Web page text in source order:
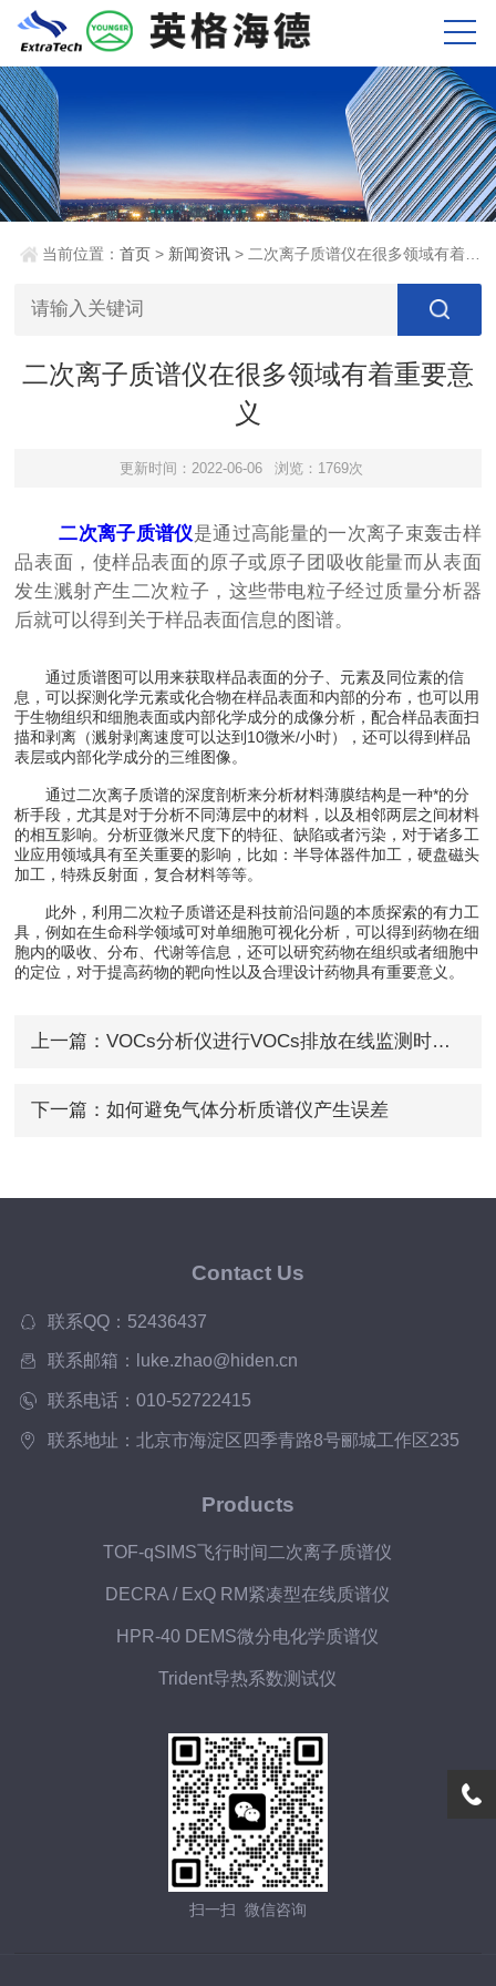
当前位置：首页 > 新闻资讯 > 二次离子质谱仪在很多领域有着重要意义
二次离子质谱仪在很多领域有着重要意
义
更新时间：2022-06-06 浏览：1769次
二次离子质谱仪是通过高能量的一次离子束轰击样
品表面，使样品表面的原子或原子团吸收能量而从表面
发生溅射产生二次粒子，这些带电粒子经过质量分析器
后就可以得到关于样品表面信息的图谱。
通过质谱图可以用来获取样品表面的分子、元素及同位素的信
息，可以探测化学元素或化合物在样品表面和内部的分布，也可以用
于生物组织和细胞表面或内部化学成分的成像分析，配合样品表面扫
描和剥离（溅射剥离速度可以达到10微米/小时），还可以得到样品
表层或内部化学成分的三维图像。
通过二次离子质谱的深度剖析来分析材料薄膜结构是一种*的分
析手段，尤其是对于分析不同薄层中的材料，以及相邻两层之间材料
的相互影响。分析亚微米尺度下的特征、缺陷或者污染，对于诸多工
业应用领域具有至关重要的影响，比如：半导体器件加工，硬盘磁头
加工，特殊反射面，复合材料等等。
此外，利用二次粒子质谱还是科技前沿问题的本质探索的有力工
具，例如在生命科学领域可对单细胞可视化分析，可以得到药物在细
胞内的吸收、分布、代谢等信息，还可以研究药物在组织或者细胞中
的定位，对于提高药物的靶向性以及合理设计药物具有重要意义。
上一篇： VOCs分析仪进行VOCs排放在线监测时那些你关心的问题
下一篇： 如何避免气体分析质谱仪产生误差
Contact Us
联系QQ：52436437
联系邮箱：luke.zhao@hiden.cn
联系电话：010-52722415
联系地址：北京市海淀区四季青路8号郦城工作区235
Products
TOF-qSIMS飞行时间二次离子质谱仪
DECRA / ExQ RM紧凑型在线质谱仪
HPR-40 DEMS微分电化学质谱仪
Trident导热系数测试仪
扫一扫 微信咨询